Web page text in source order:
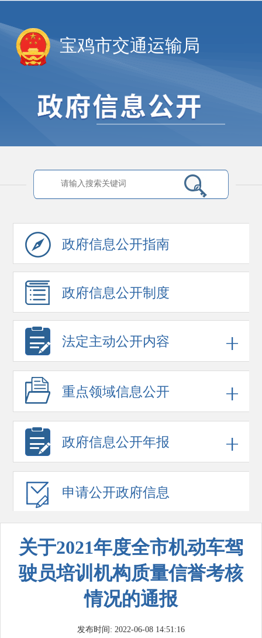
宝鸡市交通运输局
政府信息公开指南
政府信息公开制度
法定主动公开内容
重点领域信息公开
政府信息公开年报
申请公开政府信息
关于2021年度全市机动车驾
驶员培训机构质量信誉考核
情况的通报
发布时间: 2022-06-08 14:51:16